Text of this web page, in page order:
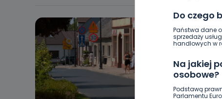
Do czego
Państwa dane
sprzedaży
handlowych w
Na jakiej
osobowe?
Podstawą
Parlamentu